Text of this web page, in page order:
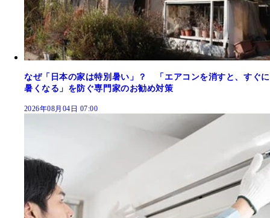
なぜ「日本の家は特別暑い」？ 「エアコンを消すと、すぐに
暑くなる」を防ぐ専門家のお勧め対策
2026年08月04日 07:00